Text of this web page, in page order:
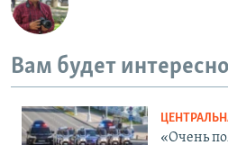
Вам будет интересно
«Очень